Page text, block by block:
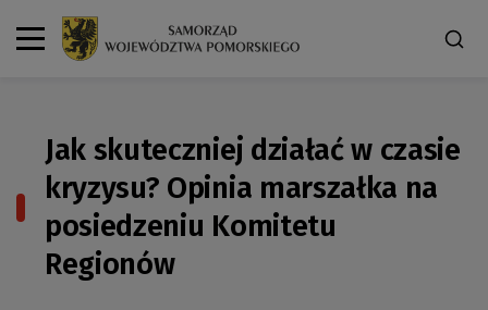
Jak skuteczniej działać w czasie
kryzysu? Opinia marszałka na
posiedzeniu Komitetu
Regionów